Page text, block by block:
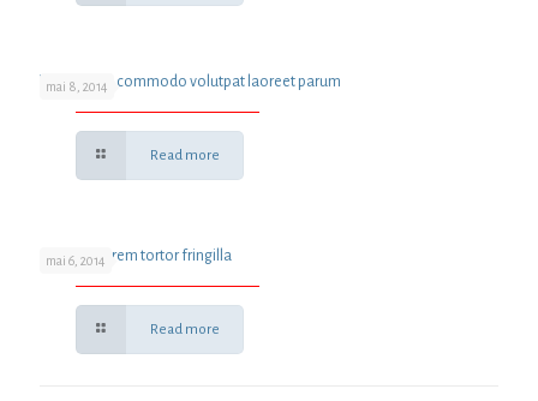
mai 8, 2014
Vestibulum commodo volutpat laoreet parum
Read more
mai 6, 2014
Quisque lorem tortor fringilla
Read more